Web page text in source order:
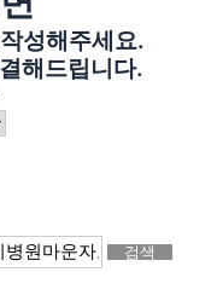
성해주세요.
해드립니다.
검색